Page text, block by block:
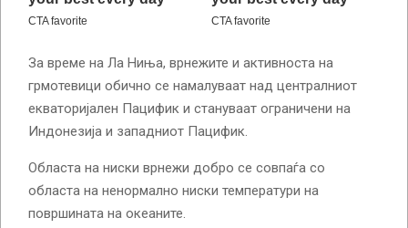
За време на Ла Ниња, врнежите и активноста на
грмотевици обично се намалуваат над централниот
екваторијален Пацифик и стануваат ограничени на
Индонезија и западниот Пацифик.
Областа на ниски врнежи добро се совпаѓа со
областа на ненормално ниски температури на
површината на океаните.